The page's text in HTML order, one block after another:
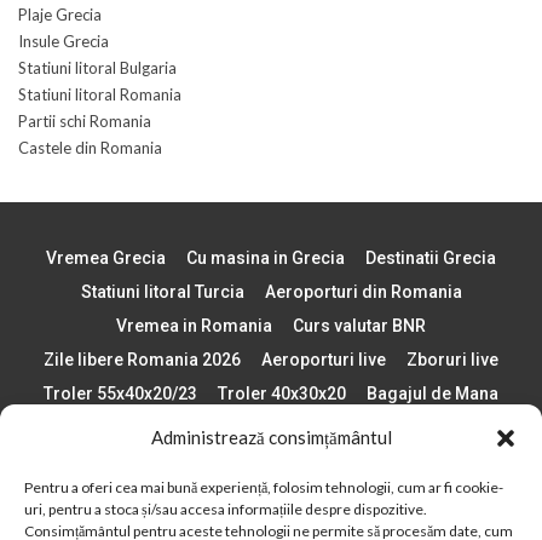
Administrează consimțământul
Pentru a oferi cea mai bună experiență, folosim tehnologii, cum ar fi cookie-
uri, pentru a stoca și/sau accesa informațiile despre dispozitive.
Consimțământul pentru aceste tehnologii ne permite să procesăm date, cum
Plaje Grecia
Insule Grecia
Statiuni litoral Bulgaria
Statiuni litoral Romania
Partii schi Romania
Castele din Romania
Vremea Grecia Cu masina in Grecia
Destinatii Grecia
Statiuni litoral Turcia
Aeroporturi din Romania
Vremea in Romania
Curs valutar BNR
Zile libere Romania 2026
Aeroporturi live
Zboruri live
Troler 55x40x20/23
Troler 40x30x20
Bagajul de Mana
Paste 2026
Cele mai bune telefoane
Plaje din Europa
Concerte Romania 2025
Asigurare de calatorie
Când se schimba ora în 2026